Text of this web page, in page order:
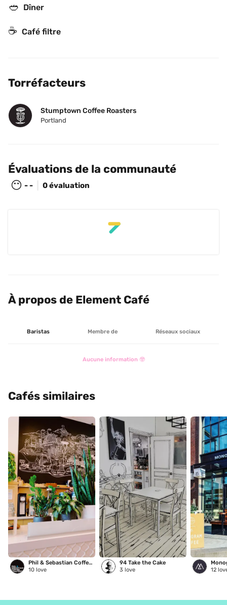
🥙 Dîner
☕️ Café filtre
Torréfacteurs
Stumptown Coffee Roasters
Portland
Évaluations de la communauté
😶 - - 0 évaluation
À propos de Element Café
Baristas Membre de Réseaux sociaux
Aucune information 🤓
Cafés similaires
Phil & Sebastian Coffee Roasters | Marda Loop
10 love
94 Take the Cake
3 love 12